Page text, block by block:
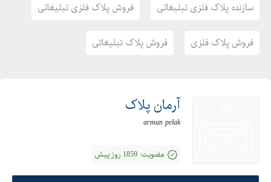
سازنده پلاک فلزی تبلیغاتی فروش پلاک فلزی تبلیغاتی
فروش پلاک فلزی فروش پلاک تبلیغاتی
آرمان پلاک
arman pelak
عضویت: 1859 روز پیش